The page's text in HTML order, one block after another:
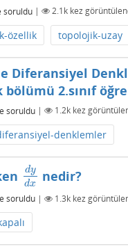
soruldu | 2.1k kez
özellik topolojik-uzay
Diferansiyel
bölümü 2.sınıf
soruldu | 1.2k kez
denklemler
dy
dx
dydx
nedir?
soruldu | 1.3k kez